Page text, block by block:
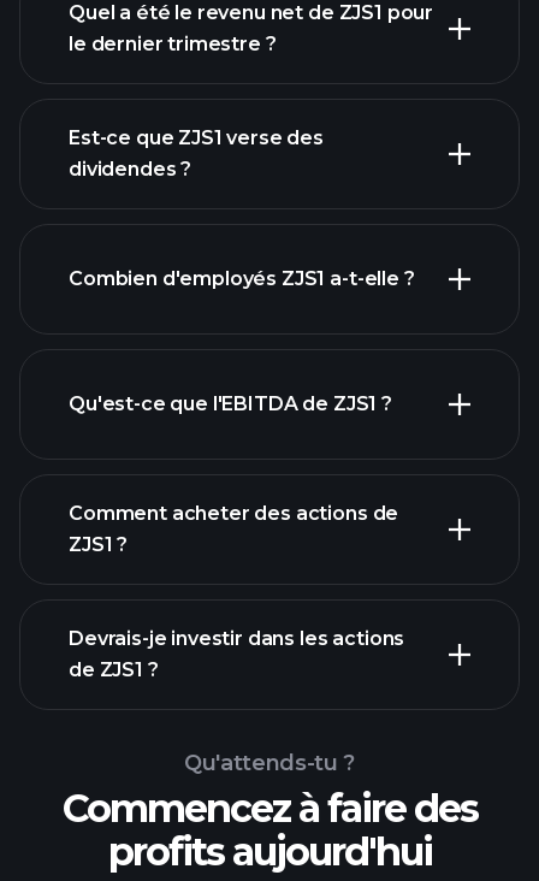
bénéfices de ZJS1
rapports financiers
Quel a été le revenu net de ZJS1 pour
le dernier trimestre ?
rapports financiers
Est-ce que ZJS1 verse des
dividendes ?
actions à fort
Combien d'employés ZJS1 a-t-elle ?
plus
Qu'est-ce que l'EBITDA de ZJS1 ?
rapports
financiers
Comment acheter des actions de
ZJS1 ?
Tournois
Devrais-je investir dans les actions
de ZJS1 ?
Qu'attends-tu ?
Commencez à faire des
profits aujourd'hui